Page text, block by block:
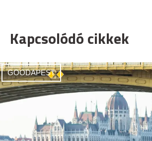
Kapcsolódó cikkek
GOODAPEST